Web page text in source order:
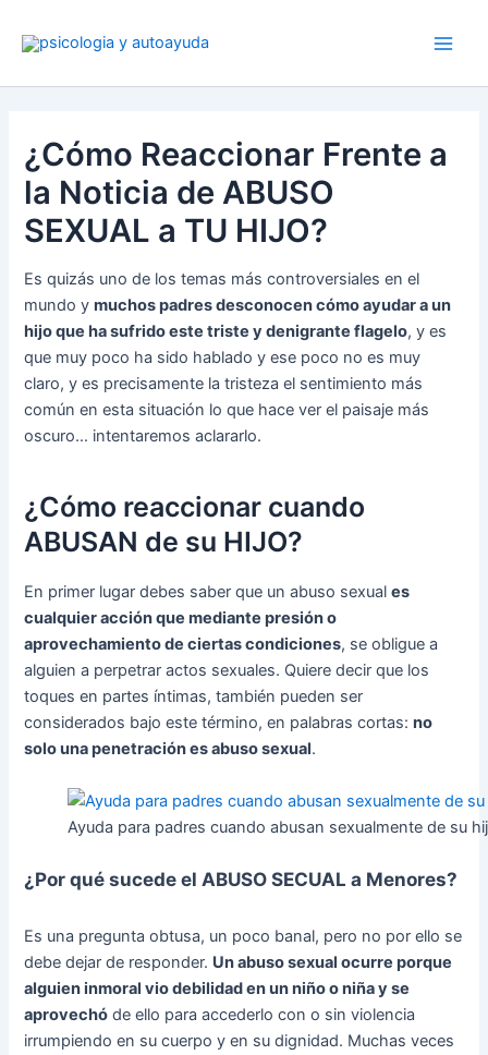
¿Cómo Reaccionar Frente a
la Noticia de ABUSO
SEXUAL a TU HIJO?
Es quizás uno de los temas más controversiales en el
mundo ymuchos padres desconocen cómo ayudar a un
hijo que ha sufrido este triste y denigrante flagelo, y es
que muy poco ha sido hablado y ese poco no es muy
claro, y es precisamente la tristeza el sentimiento más
común en esta situación lo que hace ver el paisaje más
oscuro… intentaremos aclararlo.
¿Cómo reaccionar cuando
ABUSAN de su HIJO?
En primer lugar debes saber que un abuso sexuales
cualquier acción que mediante presión o
aprovechamiento de ciertas condiciones, se obligue a
alguien a perpetrar actos sexuales. Quiere decir que los
toques en partes íntimas, también pueden ser
considerados bajo este término, en palabras cortas:no
solo una penetración es abuso sexual.
Ayuda para padres cuando abusan sexualmente de su
¿Por qué sucede el ABUSO SECUAL a Menores?
Es una pregunta obtusa, un poco banal, pero no por ello se
debe dejar de responder. Un abuso sexual ocurre porque
alguien inmoral vio debilidad en un niño o niña y se
aprovechó de ello para accederlo con o sin violencia
irrumpiendo en su cuerpo y en su dignidad. Muchas veces